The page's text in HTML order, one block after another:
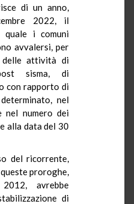
di un anno,
2022, il
i comuni
avvalersi, per
delle attività di
sisma, di
con rapporto di
nel
nel numero dei
alla data del 30
del ricorrente,
proroghe,
avrebbe
di